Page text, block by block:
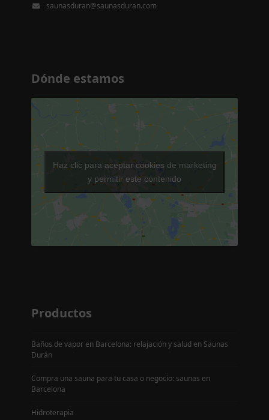
saunasduran@saunasduran.com
Dónde estamos
Haz clic para aceptar cookies de marketing
y permitir este contenido
Productos
Baños de vapor en Barcelona: relajación y salud en Saunas
Durán
Compra una sauna para tu casa o negocio: saunas en
Barcelona
Hidroterapia